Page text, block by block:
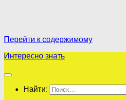
Перейти к содержимому
Интересно знать
Найти: